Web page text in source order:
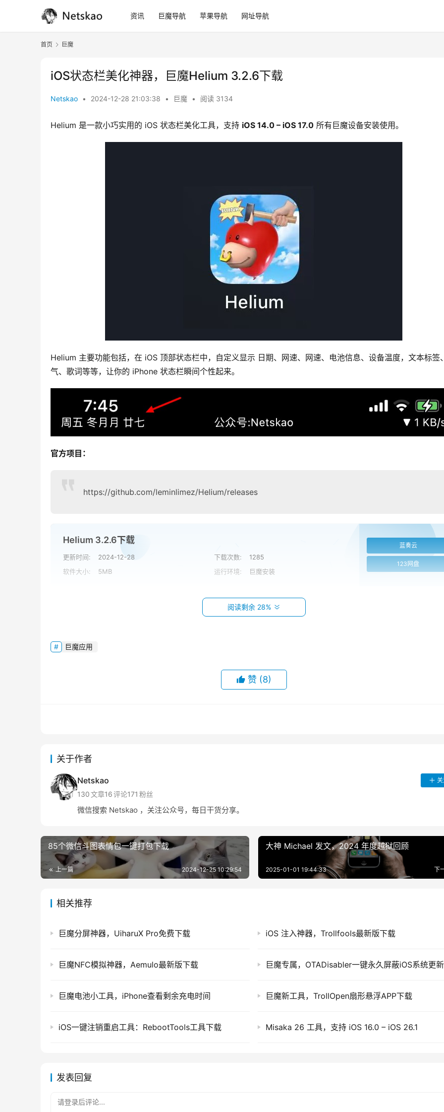
资讯 巨魔导航 苹果导航 网址导航
首页 巨魔
iOS状态栏美化神器，巨魔Helium 3.2.6下载
Netskao • 2024-12-28 21:03:38 • 巨魔 • 阅读 3134
Helium 是一款小巧实用的 iOS 状态栏美化工具，支持 iOS 14.0 – iOS 17.0 所有巨魔设备安装使用。
Helium 主要功能包括，在 iOS 顶部状态栏中，自定义显示 日期、网速、网速、电池信息、设备温度，文本标签
气、歌词等等，让你的 iPhone 状态栏瞬间个性起来。
官方项目：
https://github.com/leminlimez/Helium/releases
Helium 3.2.6下载
更新时间: 2024-12-28 下载次数:
1285
软件大小:
5MB 运行环境: 巨魔安装
蓝奏云
123网盘
阅读剩余 28%
本文来自 Netskao，如若转载，请注明出处：https://www.dnqc.com/trollstore/1169.html
巨魔应用
赞 (8)
关于作者
Netskao
130文章16评论171 粉丝
微信搜索 Netskao ，关注公众号，每日干货分享。
85个微信斗图表情包一键打包下载
上一篇 2024-12-25 10:29:54
大神 Michael 发文，2024 年度越狱回顾
下
2025-01-01 19:44:33
相关推荐
巨魔分屏神器，UiharuX Pro免费下载 iOS 注入神器，Trollfools最新版下载
巨魔NFC模拟神器，Aemulo最新版下载
巨魔电池小工具，iPhone查看剩余充电时间 巨魔新工具，TrollOpen扇形悬浮APP下载
iOS一键注销重启工具：RebootTools工具下载 Misaka 26 工具，支持 iOS 16.0 – iOS 26.1
发表回复
请登录后评论...